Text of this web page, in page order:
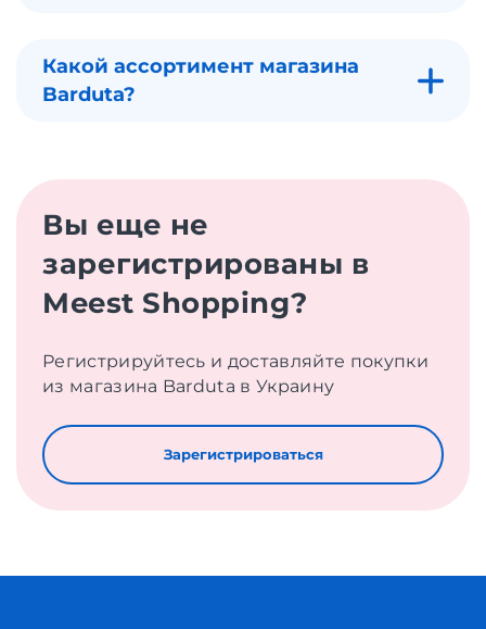
Какой ассортимент магазина
Barduta?
Вы еще не
зарегистрированы в
Meest Shopping?
Регистрируйтесь и доставляйте покупки
из магазина Barduta в Украину
Зарегистрироваться